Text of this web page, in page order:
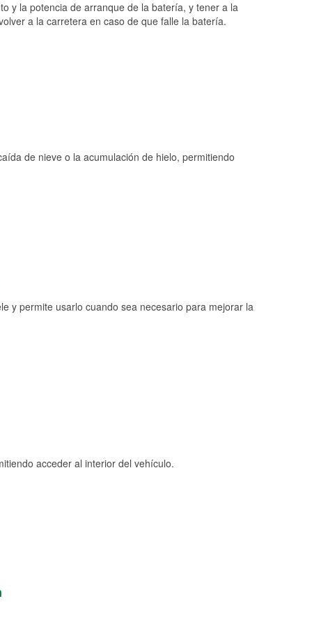
y la potencia de arranque de la batería, y tener a la
a la carretera en caso de que falle la batería.
de nieve o la acumulación de hielo, permitiendo
y permite usarlo cuando sea necesario para mejorar la
acceder al interior del vehículo.